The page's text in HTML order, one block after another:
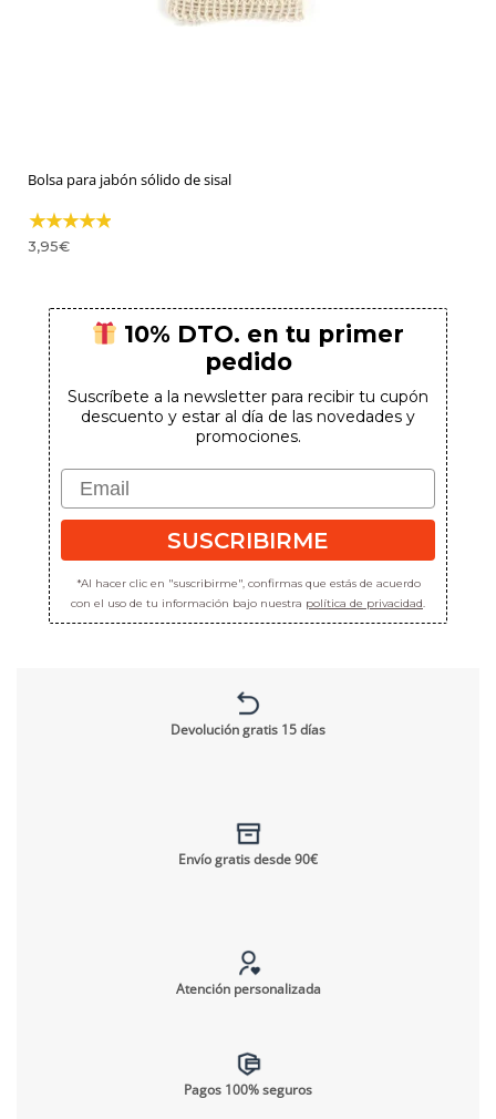
Bolsa para jabón sólido de sisal
3,95€
10% DTO. en tu primer
pedido
Suscríbete a la newsletter para recibir tu cupón
descuento y estar al día de las novedades y
promociones.
Email
SUSCRIBIRME
*Al hacer clic en "suscribirme", confirmas que estás de acuerdo
con el uso de tu información bajo nuestra política de privacidad.
Devolución gratis 15 días
Envío gratis desde 90€
Atención personalizada
Pagos 100% seguros